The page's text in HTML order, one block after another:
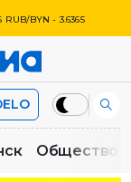
BYN - 3.6365
Общество